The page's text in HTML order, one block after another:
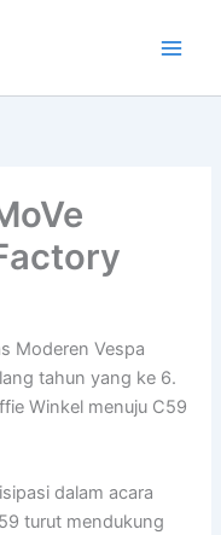
Moderen Vespa
tahun yang ke 6.
Winkel menuju C59
dalam acara
turut mendukung